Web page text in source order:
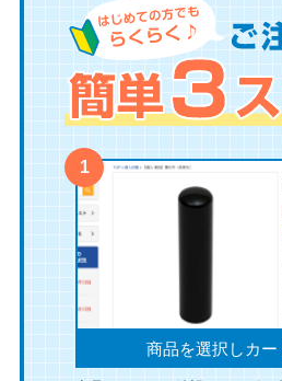
商品を選択しカー